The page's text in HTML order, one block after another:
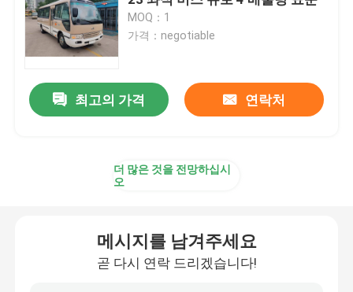
사용 된 상업용 버스
사용 된 오버 버스
사용된 대형 버스
초침 미니 버스
MOQ：1
가격：negotiable
최고의 가격 연락처
더 많은 것을 전망하십시
오
메시지를 남겨주세요
곧 다시 연락 드리겠습니다!